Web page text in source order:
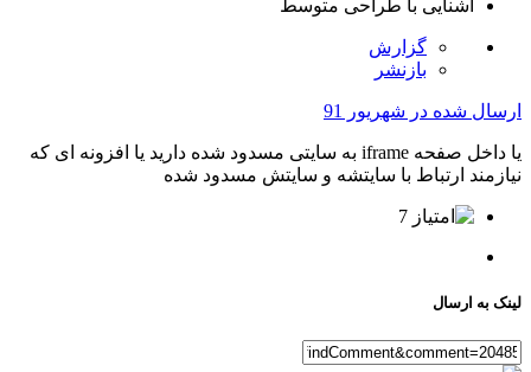
آشنایی با طراحی متوسط
گزارش
بازنشر
ارسال شده در شهریور 91
یا داخل صفحه iframe به سایتی مسدود شده دارید یا افزونه ای که
نیازمند ارتباط با سایتشه و سایتش مسدود شده
7
لینک به ارسال